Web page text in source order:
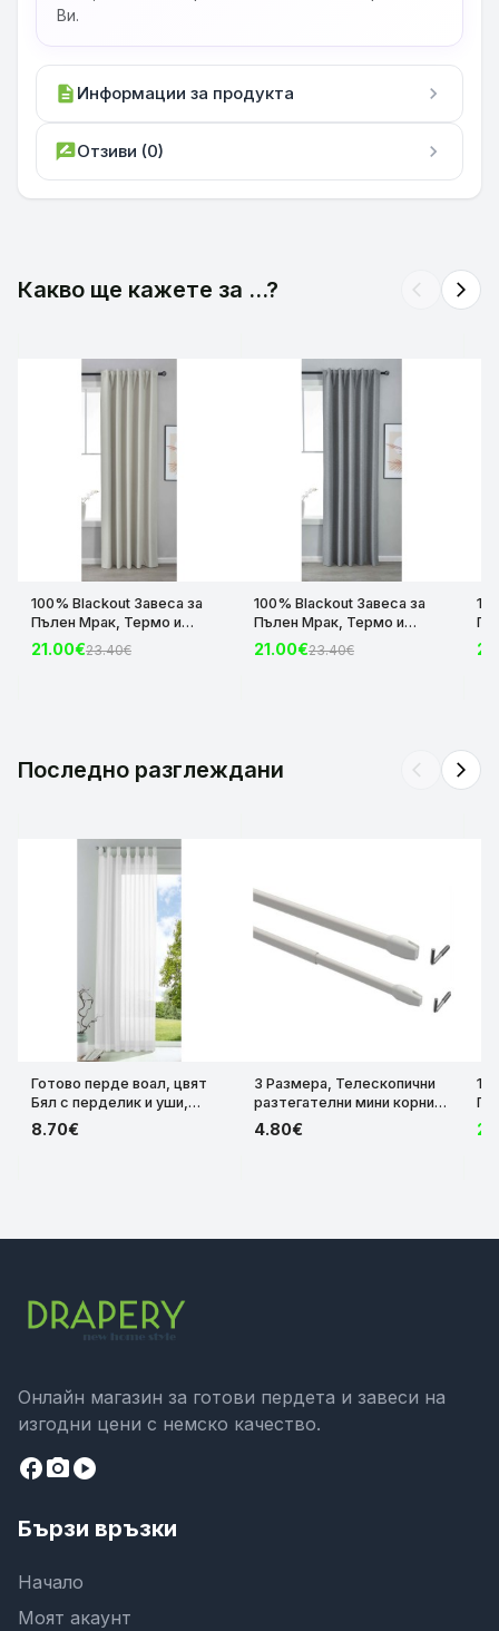
Ви.
description Информации за продукта chevron_right
rate_reviewОтзиви (0) chevron_right
Какво ще кажете за ...? arrow_back_ios arrow_forward_ios
100% Blackout Завеса за
Пълен Мрак, Термо и
Шумоизолираща с коланче
цвят Крем, 175х140 и
21.00€23.40€
100% Blackout Завеса за
Пълен Мрак, Термо и
Шумоизолираща с коланче
цвят Сив, 175х140 и
21.00€23.40€
Последно разглеждани arrow_back_ios arrow_forward_ios
Готово перде воал, цвят
Бял с перделик и уши,
175х140*225х140*245x140
см. код-61175 41022734
8.70€
3 Размера, Телескопични
разтегателни мини корнизи
тип „Вирта“ – Бял цвят
(Комплект 2 броя)
4.80€
Онлайн магазин за готови пердета и завеси на
изгодни цени с немско качество.
facebookcamera_altplay_circle
Бързи връзки
Начало
Моят акаунт